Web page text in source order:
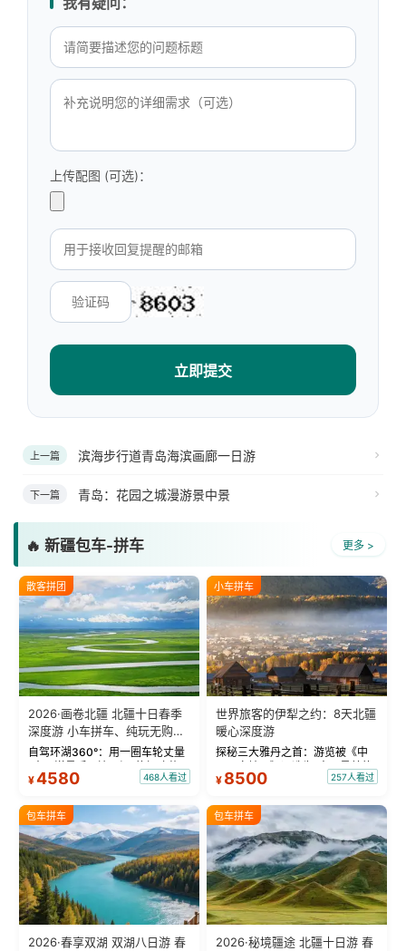
上传配图 (可选)：
立即提交
上一篇 滨海步行道青岛海滨画廊一日游
下一篇 青岛：花园之城漫游景中景
🔥 新疆包车-拼车 更多 >
散客拼团
2026·画卷北疆 北疆十日春季
深度游 小车拼车、纯玩无购
物！
自驾环湖360°：用一圈车轮丈量
“大西洋最后一滴眼泪”的极致蔚
蓝。 赛湖旅拍：甄选多款风格服
绝美瞬间。 赛湖坦克300跟车视
频：专业摄影师...
¥4580 468人看过
小车拼车
世界旅客的伊犁之约：8天北疆
暖心深度游
探秘三大雅丹之首：游览被《中
国国家地理》评选为“中国最美的
三大雅丹”第一名的克拉玛依魔鬼
瓦人最大村落——禾木村，欣赏
晨雾与小木...
¥ 8500 257人看过
包车拼车
2026·春享双湖 双湖八日游 春
包车拼车
2026·秘境疆途 北疆十日游 春